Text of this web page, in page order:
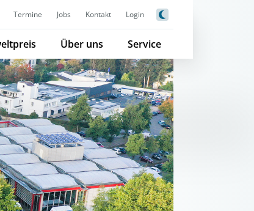
Termine Jobs Kontakt Login
Über uns Service